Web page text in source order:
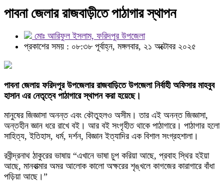
পাবনা জেলার রাজবাড়ীতে পাঠাগার স্থাপন
মোঃ আরিফুল ইসলাম, ফরিদপুর উপজেলা
প্রকাশের সময় : ০৮:৩৮ পূর্বাহ্ন, মঙ্গলবার, ২১ অক্টোবর ২০২৫
পাবনা জেলায় ফরিদপুর উপজেলার রাজবাড়িতে উপজেলা নির্বাহী অফিসার মাহবুব
হাসান এর নেতৃত্বে পাঠাগারে স্থাপন করা হয়েছে।
মানুষের জিজ্ঞাসা অনন্ত এবং কৌতুহলও অসীম। তার এই অনন্ত জিজ্ঞাসা,
অন্তহীন জ্ঞান ধরে রাখে বই। আর বই সংগৃহীত থাকে পাঠাগারে। পাঠাগার হলো
সাহিত্য, ইতিহাস, ধর্ম, দর্শন, বিজ্ঞান ইত্যাদির এক বিশাল সংগ্রহশালা।
রবীন্দ্রনাথ ঠাকুরের ভাষায় “এখানে ভাষা চুপ করিয়া আছে, প্রবাহ স্থির হইয়া
আছে, মানবাত্মার অমর আলোক কালো অক্ষরের শৃঙ্খলে কাগজের কারাগারে বাঁধা
পড়িয়া আছে।”